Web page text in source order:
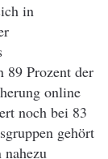
in
89 Prozent der
online
noch bei 83
gehört